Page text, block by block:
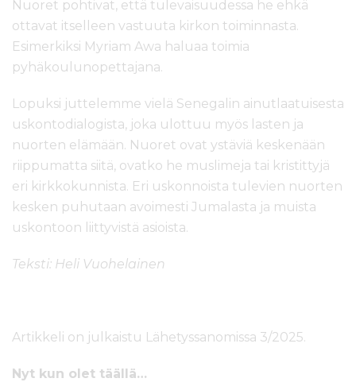
Nuoret pohtivat, että tulevaisuudessa he ehkä
ottavat itselleen vastuuta kirkon toiminnasta.
Esimerkiksi Myriam Awa haluaa toimia
pyhäkoulunopettajana.
Lopuksi juttelemme vielä Senegalin ainutlaatuisesta
uskontodialogista, joka ulottuu myös lasten ja
nuorten elämään. Nuoret ovat ystäviä keskenään
riippumatta siitä, ovatko he muslimeja tai kristittyjä
eri kirkkokunnista. Eri uskonnoista tulevien nuorten
kesken puhutaan avoimesti Jumalasta ja muista
uskontoon liittyvistä asioista.
Teksti: Heli Vuohelainen
Artikkeli on julkaistu Lähetyssanomissa 3/2025.
Nyt kun olet täällä…